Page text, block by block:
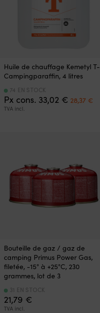
Huile de chauffage Kemetyl T-
Campingparaffin, 4 litres
Px cons. 33,02 € Le
prix
28,37 €
TVA incl.
74 EN STOCK
Bouteille de gaz / gaz de
camping Primus Power Gas,
filetée, -15° à +25°C, 230
grammes, lot de 3
21,79 €
TVA incl.
31 EN STOCK